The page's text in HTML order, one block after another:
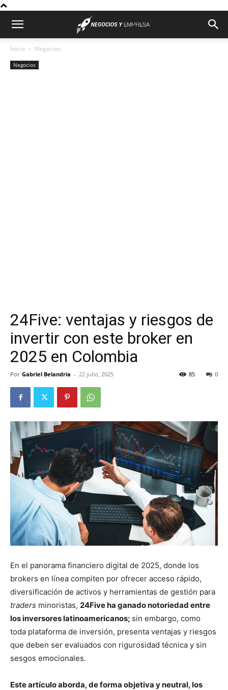
Inicio Negocios
Negocios
24Five: ventajas y riesgos de
invertir con este broker en
2025 en Colombia
Por Gabriel Belandria - 22 julio, 2025 0
85
En el panorama financiero digital de 2025, donde los
brokers en línea compiten por ofrecer acceso rápido,
diversificación de activos y herramientas de gestión para
traders minoristas, 24Five ha ganado notoriedad entre
los inversores latinoamericanos; sin embargo, como
toda plataforma de inversión, presenta ventajas y riesgos
que deben ser evaluados con rigurosidad técnica y sin
sesgos emocionales.
Este artículo aborda, de forma objetiva y neutral, los